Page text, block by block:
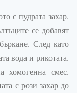
с пудрата захар.
се добавят
След като
вода и рикотата.
хомогенна смес.
с рози захар до